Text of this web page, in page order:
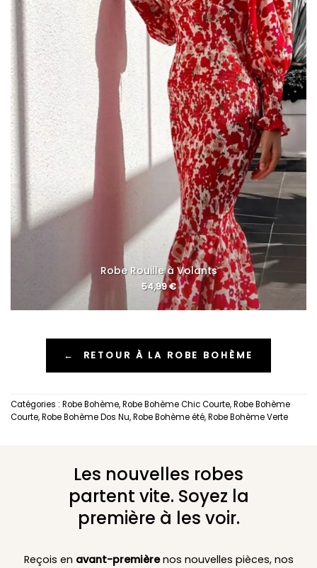
Robe Rouille à Volants
54,99€
← RETOUR À LA ROBE BOHÈME
Catégories : Robe Bohème,Robe Bohème Chic Courte,Robe Bohème
Courte,Robe Bohème Dos Nu,Robe Bohème été,Robe Bohème Verte
Les nouvelles robes
partent vite. Soyez la
première à les voir.
Reçois en avant-premièrenos nouvelles pièces, nos